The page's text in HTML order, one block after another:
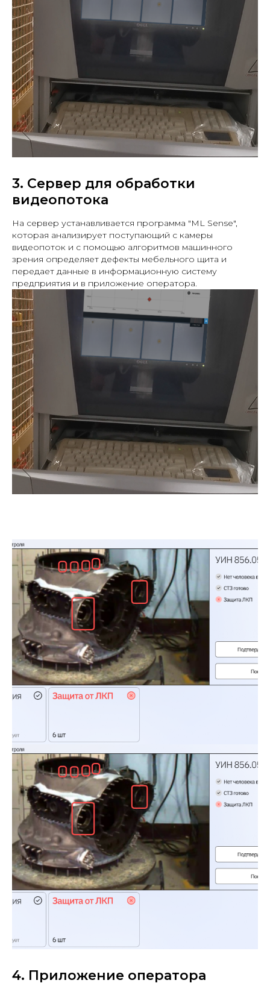
3. Сервер для обработки
видеопотока
На сервер устанавливается программа "ML Sense",
которая анализирует поступающий с камеры
видеопоток и с помощью алгоритмов машинного
зрения определяет дефекты мебельного щита и
передает данные в информационную систему
предприятия и в приложение оператора.
4. Приложение оператора